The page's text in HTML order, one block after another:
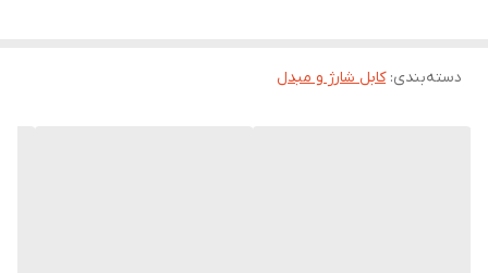
دسته‌بندی:کابل شارژ و مبدل